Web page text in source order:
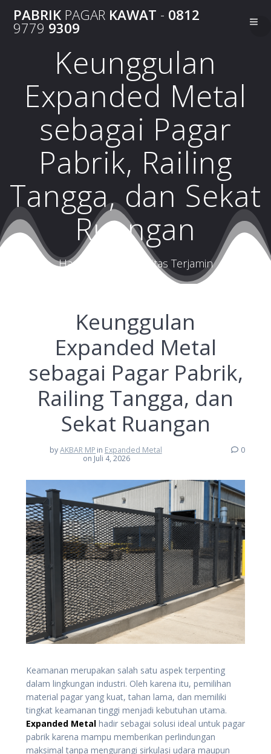
to
PABRIK PAGAR KAWAT - 0812
9779 9309
Keunggulan
Expanded Metal
sebagai Pagar
Pabrik, Railing
Tangga, dan Sekat
Ruangan
Harga Terbaik Kualitas Terjamin
Keunggulan
Expanded Metal
sebagai Pagar Pabrik,
Railing Tangga, dan
Sekat Ruangan
byAKBAR MP in Expanded Metal
on Juli 4, 2026
0
Keamanan merupakan salah satu aspek terpenting
dalam lingkungan industri. Oleh karena itu, pemilihan
material pagar yang kuat, tahan lama, dan memiliki
tingkat keamanan tinggi menjadi kebutuhan utama.
Expanded Metal hadir sebagai solusi ideal untuk pagar
pabrik karena mampu memberikan perlindungan
maksimal tanpa mengurangi sirkulasi udara maupun